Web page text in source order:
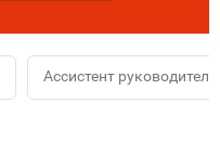
Ассистент руководителя